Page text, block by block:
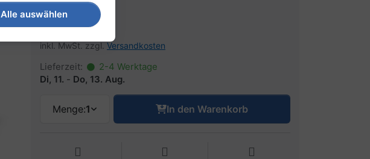
43,90 €
inkl. MwSt. zzgl. Versandkosten
Lieferzeit:
2-4 Werktage
Di, 11. - Do, 13. Aug.
Menge:1 In den Warenkorb
Alle auswählen